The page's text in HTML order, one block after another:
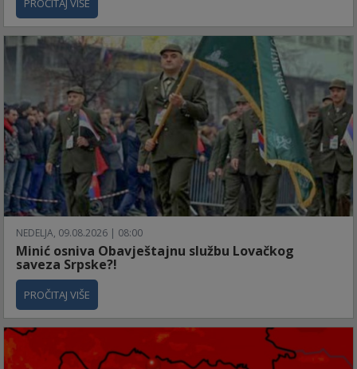
PROČITAJ VIŠE
NEDELJA, 09.08.2026 | 08:00
Minić osniva Obavještajnu službu Lovačkog
saveza Srpske?!
PROČITAJ VIŠE